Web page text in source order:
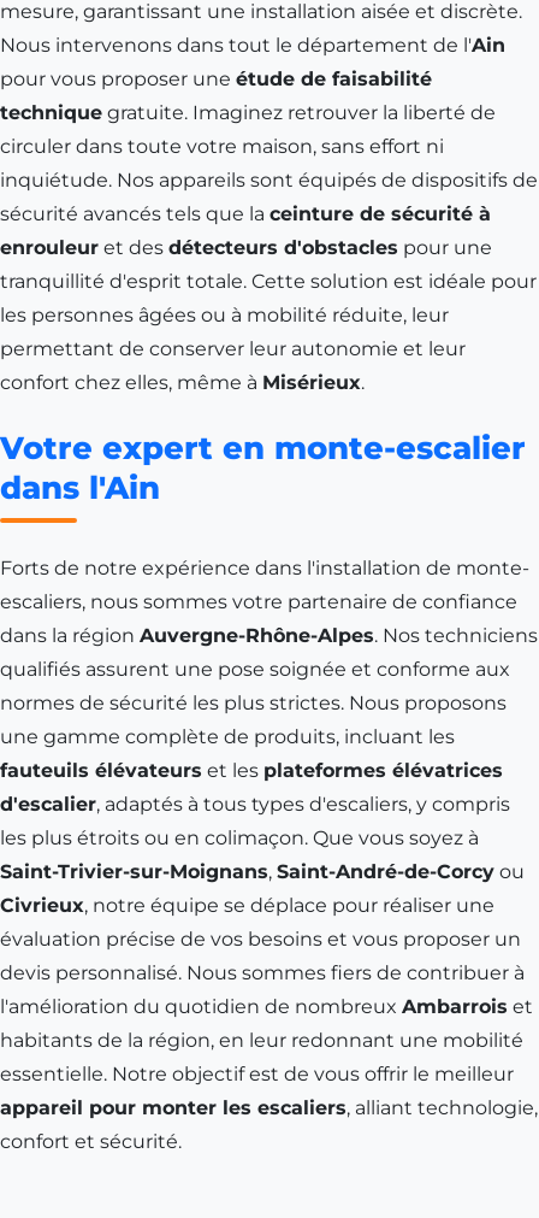
mesure, garantissant une installation aisée et discrète.
Nous intervenons dans tout le département de l'Ain
pour vous proposer une étude de faisabilité
technique gratuite. Imaginez retrouver la liberté de
circuler dans toute votre maison, sans effort ni
inquiétude. Nos appareils sont équipés de dispositifs de
sécurité avancés tels que la ceinture de sécurité à
enrouleur et des détecteurs d'obstacles pour une
tranquillité d'esprit totale. Cette solution est idéale pour
les personnes âgées ou à mobilité réduite, leur
permettant de conserver leur autonomie et leur
confort chez elles, même à Misérieux.
Votre expert en monte-escalier
dans l'Ain
Forts de notre expérience dans l'installation de monte-
escaliers, nous sommes votre partenaire de confiance
dans la région Auvergne-Rhône-Alpes. Nos techniciens
qualifiés assurent une pose soignée et conforme aux
normes de sécurité les plus strictes. Nous proposons
une gamme complète de produits, incluant les
fauteuils élévateurs et les plateformes élévatrices
d'escalier, adaptés à tous types d'escaliers, y compris
les plus étroits ou en colimaçon. Que vous soyez à
Saint-Trivier-sur-Moignans, Saint-André-de-Corcy ou
Civrieux, notre équipe se déplace pour réaliser une
évaluation précise de vos besoins et vous proposer un
devis personnalisé. Nous sommes fiers de contribuer à
l'amélioration du quotidien de nombreux Ambarrois et
habitants de la région, en leur redonnant une mobilité
essentielle. Notre objectif est de vous offrir le meilleur
appareil pour monter les escaliers, alliant technologie,
confort et sécurité.